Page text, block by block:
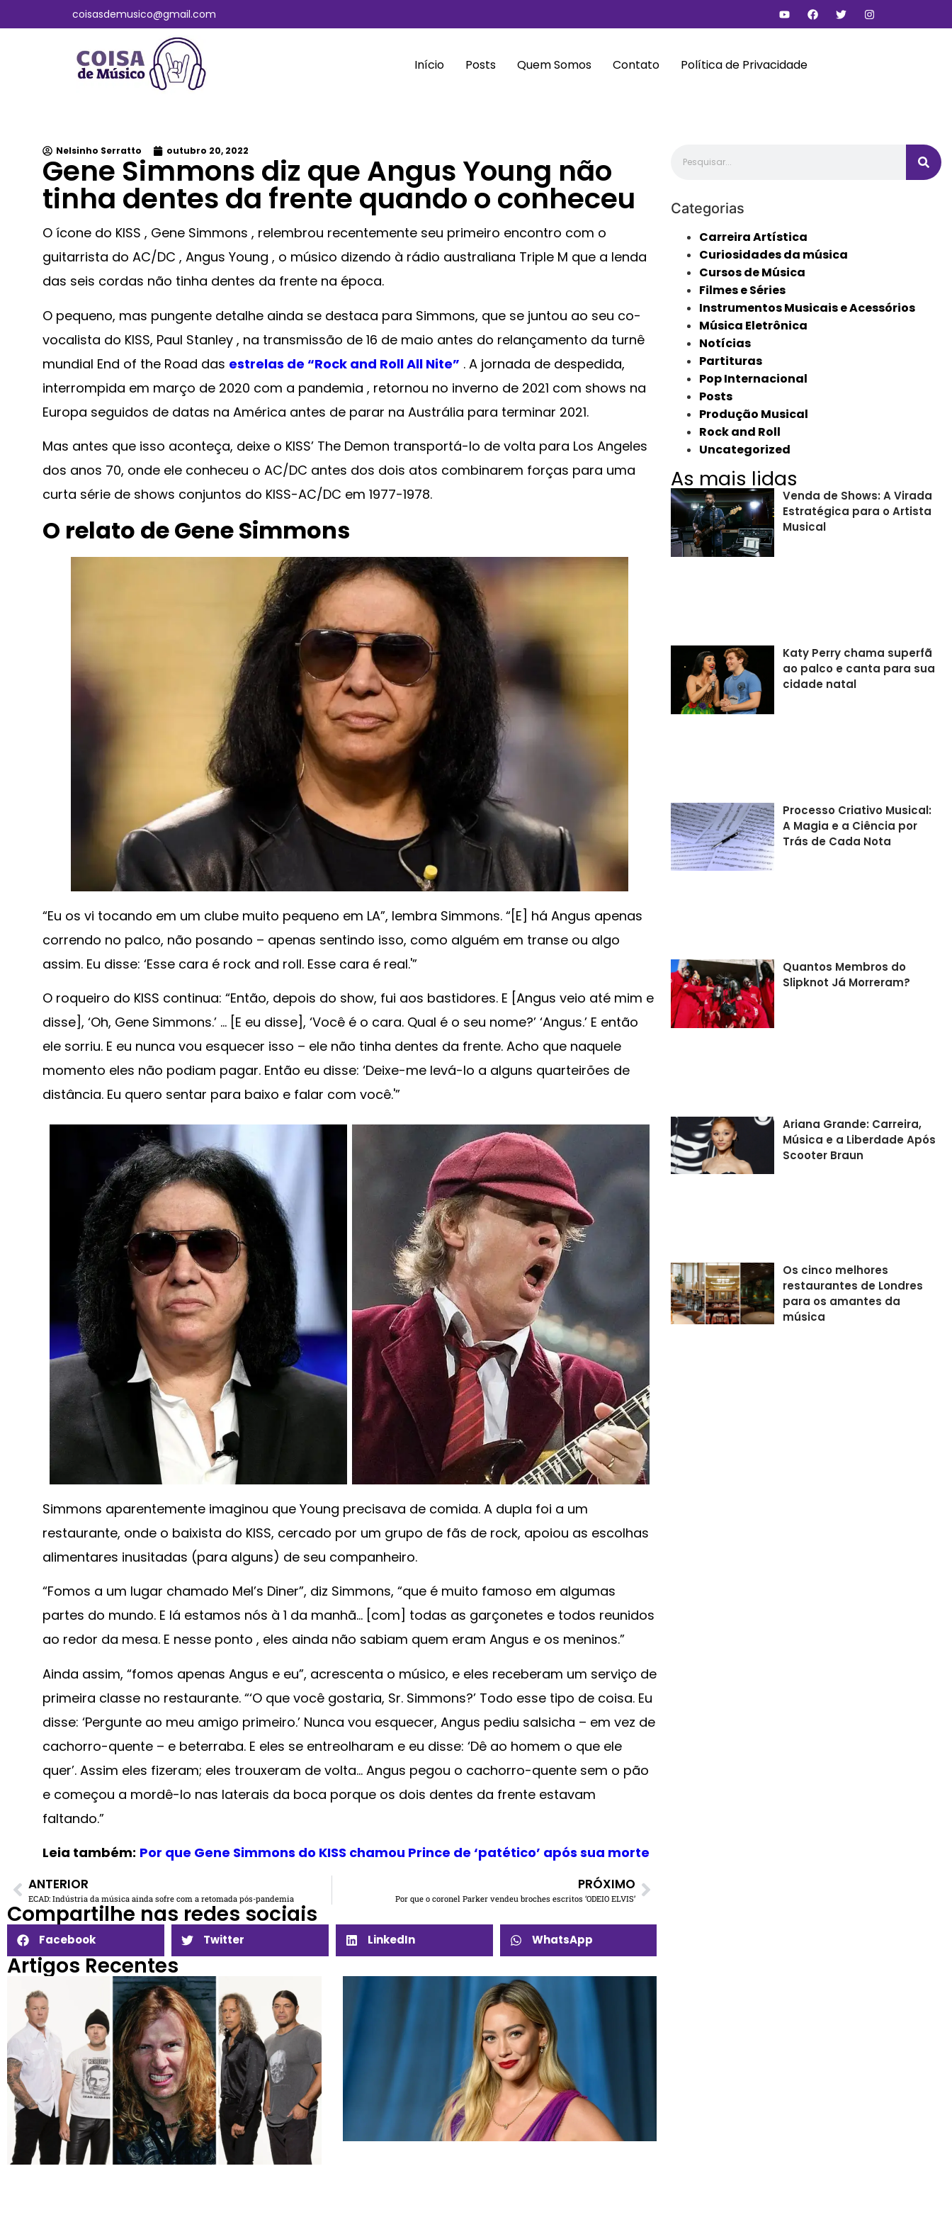
coisasdemusico@gmail.com
Início Posts Quem Somos Contato Política de Privacidade
Nelsinho Serratto outubro 20, 2022
Gene Simmons diz que Angus Young não
tinha dentes da frente quando o conheceu
O ícone do KISS , Gene Simmons , relembrou recentemente seu primeiro encontro com o
guitarrista do AC/DC , Angus Young , o músico dizendo à rádio australiana Triple M que a lenda
das seis cordas não tinha dentes da frente na época.
O pequeno, mas pungente detalhe ainda se destaca para Simmons, que se juntou ao seu co-
vocalista do KISS, Paul Stanley , na transmissão de 16 de maio antes do relançamento da turnê
mundial End of the Road das estrelas de “Rock and Roll All Nite” . A jornada de despedida,
interrompida em março de 2020 com a pandemia , retornou no inverno de 2021 com shows na
Europa seguidos de datas na América antes de parar na Austrália para terminar 2021.
Mas antes que isso aconteça, deixe o KISS’ The Demon transportá-lo de volta para Los Angeles
dos anos 70, onde ele conheceu o AC/DC antes dos dois atos combinarem forças para uma
curta série de shows conjuntos do KISS-AC/DC em 1977-1978.
O relato de Gene Simmons
“Eu os vi tocando em um clube muito pequeno em LA”, lembra Simmons. “[E] há Angus apenas
correndo no palco, não posando – apenas sentindo isso, como alguém em transe ou algo
assim. Eu disse: ‘Esse cara é rock and roll. Esse cara é real.'”
O roqueiro do KISS continua: “Então, depois do show, fui aos bastidores. E [Angus veio até mim e
disse], ‘Oh, Gene Simmons.’ … [E eu disse], ‘Você é o cara. Qual é o seu nome?’ ‘Angus.’ E então
ele sorriu. E eu nunca vou esquecer isso – ele não tinha dentes da frente. Acho que naquele
momento eles não podiam pagar. Então eu disse: ‘Deixe-me levá-lo a alguns quarteirões de
distância. Eu quero sentar para baixo e falar com você.'”
Simmons aparentemente imaginou que Young precisava de comida. A dupla foi a um
restaurante, onde o baixista do KISS, cercado por um grupo de fãs de rock, apoiou as escolhas
alimentares inusitadas (para alguns) de seu companheiro.
“Fomos a um lugar chamado Mel’s Diner”, diz Simmons, “que é muito famoso em algumas
partes do mundo. E lá estamos nós à 1 da manhã… [com] todas as garçonetes e todos reunidos
ao redor da mesa. E nesse ponto , eles ainda não sabiam quem eram Angus e os meninos.”
Ainda assim, “fomos apenas Angus e eu”, acrescenta o músico, e eles receberam um serviço de
primeira classe no restaurante. “‘O que você gostaria, Sr. Simmons?’ Todo esse tipo de coisa. Eu
disse: ‘Pergunte ao meu amigo primeiro.’ Nunca vou esquecer, Angus pediu salsicha – em vez de
cachorro-quente – e beterraba. E eles se entreolharam e eu disse: ‘Dê ao homem o que ele
quer’. Assim eles fizeram; eles trouxeram de volta… Angus pegou o cachorro-quente sem o pão
e começou a mordê-lo nas laterais da boca porque os dois dentes da frente estavam
faltando.”
Leia também: Por que Gene Simmons do KISS chamou Prince de ‘patético’ após sua morte
ANTERIOR
ECAD: Indústria da música ainda sofre com a retomada pós-pandemia
PRÓXIMO
Por que o coronel Parker vendeu broches escritos ‘ODEIO ELVIS’
Compartilhe nas redes sociais​
Facebook Twitter LinkedIn WhatsApp
Artigos Recentes
Categorias
Carreira Artística
Curiosidades da música
Cursos de Música
Filmes e Séries
Instrumentos Musicais e Acessórios
Música Eletrônica
Notícias
Partituras
Pop Internacional
Posts
Produção Musical
Rock and Roll
Uncategorized
As mais lidas
Venda de Shows: A Virada
Estratégica para o Artista
Musical
Katy Perry chama superfã
ao palco e canta para sua
cidade natal
Processo Criativo Musical:
A Magia e a Ciência por
Trás de Cada Nota
Quantos Membros do
Slipknot Já Morreram?
Ariana Grande: Carreira,
Música e a Liberdade Após
Scooter Braun
Os cinco melhores
restaurantes de Londres
para os amantes da
música